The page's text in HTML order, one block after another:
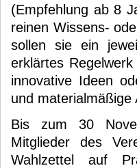
(Empfehlung ab 8
reinen Wissens-
sollen sie ein
erklärtes
innovative Ideen
und materialmäßige
Bis zum 30
Mitglieder des
Wahlzettel auf